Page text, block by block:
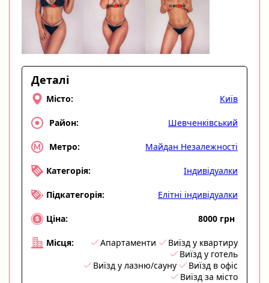
Деталі
Місто: Київ
Район: Шевченківський
Метро: Майдан Незалежності
Категорія: Індивідуалки
Підкатегорія: Елітні індивідуалки
Ціна: 8000 грн
Місця: Апартаменти
Виїзд у квартиру
Виїзд у готель
Виїзд у лазню/сауну
Виїзд в офіс
Виїзд за місто